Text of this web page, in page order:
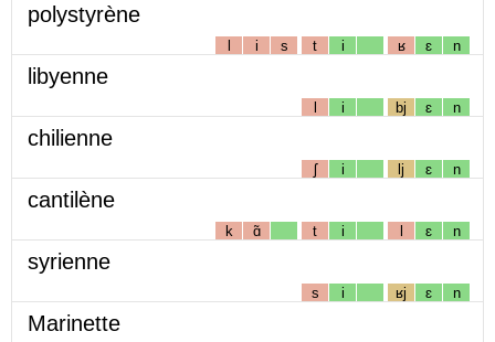
polystyrène
l i s t i ʁ ɛ n
libyenne
l i bj ɛ n
chilienne
ʃ i lj ɛ n
cantilène
k ɑ̃ t i l ɛ n
syrienne
s i ʁj ɛ n
Marinette